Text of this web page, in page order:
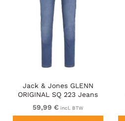
Jack & Jones GLENN
ORIGINAL SQ 223 Jeans
Blue Denim
59,99 € incl. BTW